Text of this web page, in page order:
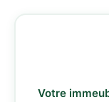
Votre